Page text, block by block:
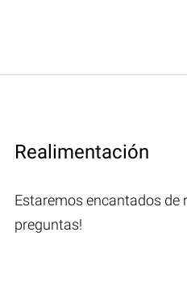
Realimentación
Estaremos encantados de
preguntas!